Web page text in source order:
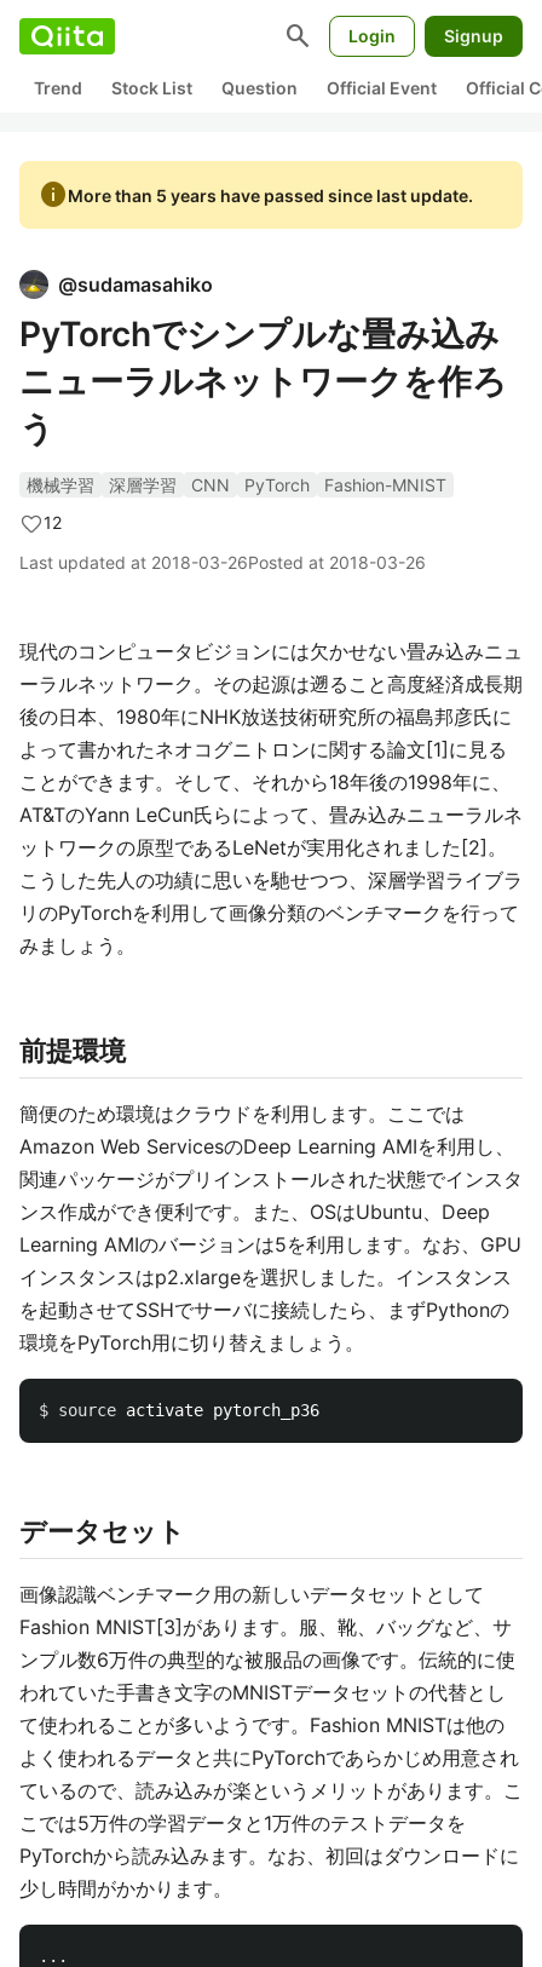
search Login Signup
Trend Stock List Question Official Event Official
infoMore than 5 years have passed since last update.
@sudamasahiko
PyTorchでシンプルな畳み込み
ニューラルネットワークを作ろ
う
機械学習 深層学習 CNN PyTorch
Fashion-MNIST
12
Last updated at 2018-03-26Posted at 2018-03-26
現代のコンピュータビジョンには欠かせない畳み込みニュ
ーラルネットワーク。その起源は遡ること高度経済成長期
後の日本、1980年にNHK放送技術研究所の福島邦彦氏に
よって書かれたネオコグニトロンに関する論文[1]に見る
ことができます。そして、それから18年後の1998年に、
AT&TのYann LeCun氏らによって、畳み込みニューラルネ
ットワークの原型であるLeNetが実用化されました[2]。
こうした先人の功績に思いを馳せつつ、深層学習ライブラ
リのPyTorchを利用して画像分類のベンチマークを行って
みましょう。
前提環境
簡便のため環境はクラウドを利用します。ここでは
Amazon Web ServicesのDeep Learning AMIを利用し、
関連パッケージがプリインストールされた状態でインスタ
ンス作成ができ便利です。また、OSはUbuntu、Deep
Learning AMIのバージョンは5を利用します。なお、GPU
インスタンスはp2.xlargeを選択しました。インスタンス
を起動させてSSHでサーバに接続したら、まずPythonの
環境をPyTorch用に切り替えましょう。
$ source
データセット
画像認識ベンチマーク用の新しいデータセットとして
Fashion MNIST[3]があります。服、靴、バッグなど、サ
ンプル数6万件の典型的な被服品の画像です。伝統的に使
われていた手書き文字のMNISTデータセットの代替とし
て使われることが多いようです。Fashion MNISTは他の
よく使われるデータと共にPyTorchであらかじめ用意され
ているので、読み込みが楽というメリットがあります。こ
こでは5万件の学習データと1万件のテストデータを
PyTorchから読み込みます。なお、初回はダウンロードに
少し時間がかかります。
...